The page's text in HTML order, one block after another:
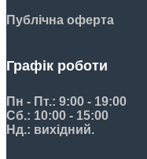
Публічна оферта
Графік роботи
Пн - Пт.: 9:00 - 19:00
Сб.: 10:00 - 15:00
Нд.: вихідний.